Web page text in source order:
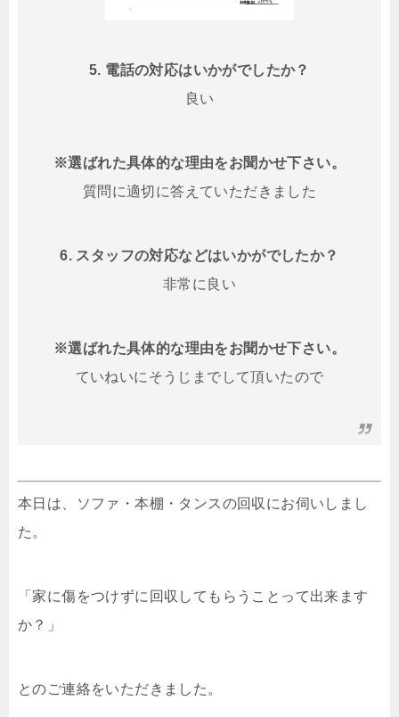
5. 電話の対応はいかがでしたか？
良い
※選ばれた具体的な理由をお聞かせ下さい。
質問に適切に答えていただきました
6. スタッフの対応などはいかがでしたか？
非常に良い
※選ばれた具体的な理由をお聞かせ下さい。
ていねいにそうじまでして頂いたので
本日は、ソファ・本棚・タンスの回収にお伺いしまし
た。
「家に傷をつけずに回収してもらうことって出来ます
か？」
とのご連絡をいただきました。